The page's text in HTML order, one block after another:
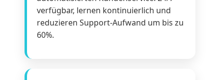
verfügbar, lernen kontinuierlich und
reduzieren Support-Aufwand um bis zu
60%.